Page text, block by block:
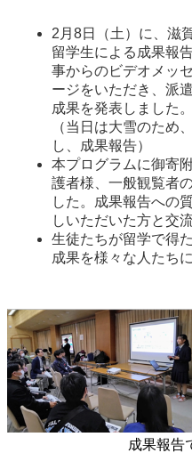
2月8日（土）に、滋
留学生による成果報
事からのビデオメッ
ージをいただき、派
成果を発表しました。
（当日は大雪のため
し、成果報告）
本プログラムに御寄
護者様、一般観覧者
した。成果報告への
しいただいた方と交
生徒たちが留学で得
成果を様々な人たち
成果報告